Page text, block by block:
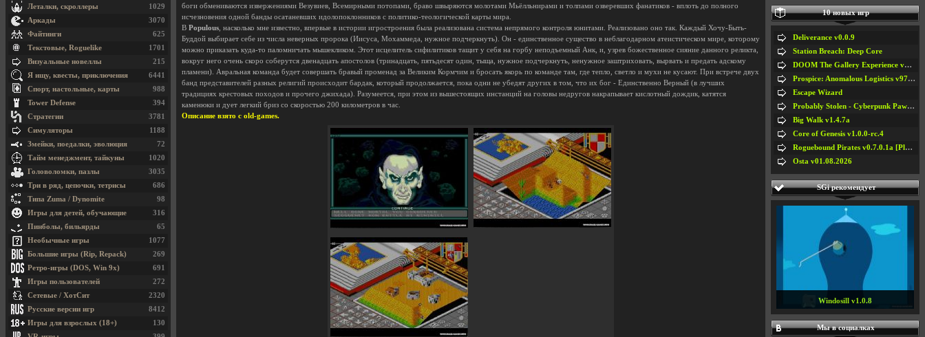
боги обмениваются извержениями Везувиев, Всемирными потопами, браво швыряются молотами Мьёлльнирами и толпами озверевших фанатиков - вплоть до полного
исчезновения одной банды осатаневших идолопоклонников с политико-теологической карты мира.
В Populous, насколько мне известно, впервые в истории игростроения была реализована система непрямого контроля юнитами. Реализовано оно так. Каждый Хочу-Быть-
Буддой выбирает себе из числа неверных пророка (Иисуса, Мохаммеда, нужное подчеркнуть). Он - единственное существо в неблагодарном атеистическом мире, которому
можно приказать куда-то паломничать мышекликом. Этот исцелитель сифилитиков тащит у себя на горбу неподъемный Анк, и, узрев божественное сияние данного реликта,
вокруг него очень скоро соберутся двенадцать апостолов (тринадцать, пятьдесят один, тыща, нужное подчеркнуть, ненужное заштриховать, вырвать и предать адскому
пламени). Авральная команда будет совершать бравый променад за Великим Кормчим и бросать якорь по команде там, где тепло, светло и мухи не кусают. При встрече двух
банд представителей разных религий происходит бардак, который продолжается, пока одни не убедят других в том, что их бог - Единственно Верный (в лучших
традициях крестовых походов и прочего джихада). Разумеется, при этом из вышестоящих инстанций на головы недругов накрапывает кислотный дождик, катятся
каменюки и дует легкий бриз со скоростью 200 километров в час.
Описание взято с old-games.
1029
Леталки, скроллеры
3070
Аркады
625
Файтинги
1701
Текстовые, Roguelike
215
Визуальные новеллы
6441
Я ищу, квесты, приключения
988
Спорт, настольные, карты
394
Tower Defense
3781
Стратегии
1188
Симуляторы
72
Змейки, поедалки, эволюция
1020
Тайм менеджмент, тайкуны
3035
Головоломки, пазлы
686
Три в ряд, цепочки, тетрисы
98
Типа Zuma / Dynomite
316
Игры для детей, обучающие
65
Пинболы, бильярды
1077
Необычные игры
269
Большие игры (Rip, Repack)
691
Ретро-игры (DOS, Win 9x)
272
Игры пользователей
2320
Сетевые / ХотСит
8412
Русские версии игр
130
Игры для взрослых (18+)
10 новых игр
Deliverance v0.0.9
Station Breach: Deep Core
DOOM The Gallery Experience v1.4.2
Prospice: Anomalous Logistics v97 [Playtest]
Escape Wizard
Probably Stolen - Cyberpunk Pawnshop Simulator v048c [Playtest]
Big Walk v1.4.7a
Core of Genesis v1.0.0-rc.4
Roguebound Pirates v0.7.0.1a [Playtest]
Osta v01.08.2026
SGi рекомендует
Windosill v1.0.8
Мы в социалках